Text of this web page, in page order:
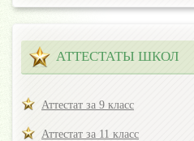
АТТЕСТАТЫ ШКОЛ
Аттестат за 9 класс
Аттестат за 11 класс